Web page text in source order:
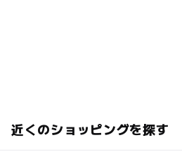
近くのショッピングを探す